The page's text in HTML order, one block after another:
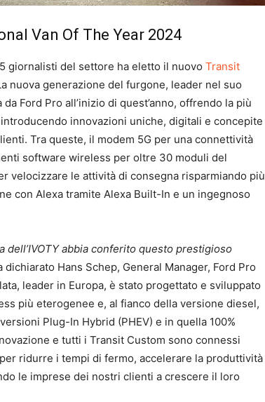
Van Of The Year 2024
giornalisti del settore ha eletto il nuovo Transit
nuova generazione del furgone, leader nel suo
Ford Pro all’inizio di quest’anno, offrendo la più
innovazioni uniche, digitali e concepite
Tra queste, il modem 5G per una connettività
software wireless per oltre 30 moduli del
velocizzare le attività di consegna risparmiando più
con Alexa tramite Alexa Built-In e un ingegnoso
dell’IVOTY abbia conferito questo prestigioso
dichiarato Hans Schep, General Manager, Ford Pro
leader in Europa, è stato progettato e sviluppato
più eterogenee e, al fianco della versione diesel,
Plug-In Hybrid (PHEV) e in quella 100%
e tutti i Transit Custom sono connessi
ridurre i tempi di fermo, accelerare la produttività
le imprese dei nostri clienti a crescere il loro